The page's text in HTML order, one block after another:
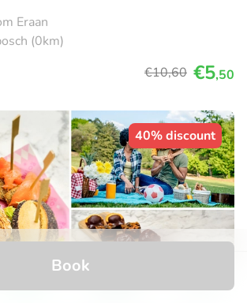
Book
Eraan
(0km)
€10,60 €5,50
40% discount